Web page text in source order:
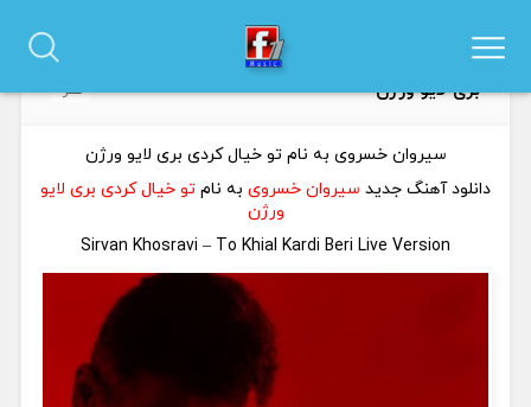
دانلود آهنگ سیروان خسروی به نام تو خیال کردی
بری لایو ورژن
نظر
سیروان خسروی به نام تو خیال کردی بری لایو ورژن
دانلود آهنگ جدید سیروان خسروی به نام تو خیال کردی بری لایو
ورژن
Sirvan Khosravi – To Khial Kardi Beri Live Version